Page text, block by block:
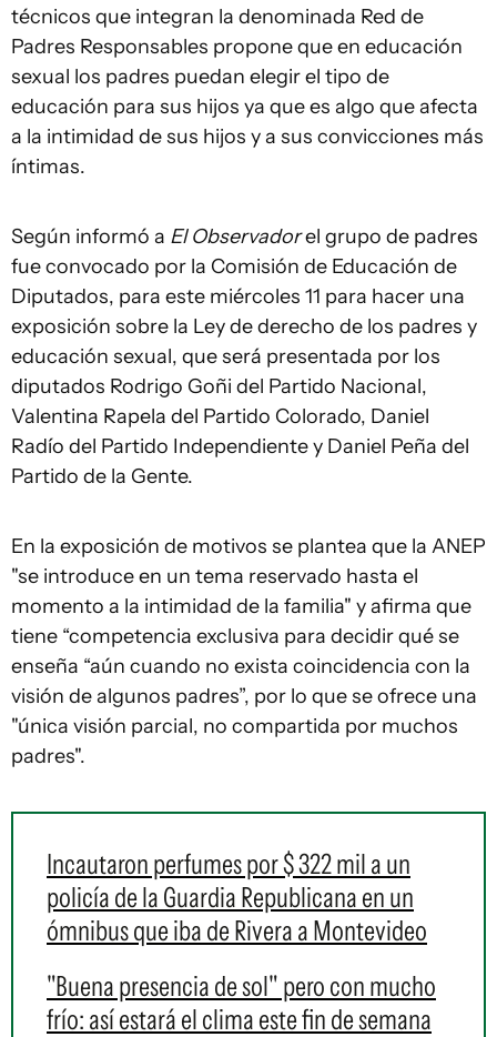
técnicos que integran la denominada Red de
Padres Responsables propone que en educación
sexual los padres puedan elegir el tipo de
educación para sus hijos ya que es algo que afecta
a la intimidad de sus hijos y a sus convicciones más
íntimas.
Según informó a El Observadorel grupo de padres
fue convocado por la Comisión de Educación de
Diputados, para este miércoles 11 para hacer una
exposición sobre la Ley de derecho de los padres y
educación sexual, que será presentada por los
diputados Rodrigo Goñi del Partido Nacional,
Valentina Rapela del Partido Colorado, Daniel
Radío del Partido Independiente y Daniel Peña del
Partido de la Gente.
En la exposición de motivos se plantea que la ANEP
"se introduce en un tema reservado hasta el
momento a la intimidad de la familia" y afirma que
tiene “competencia exclusiva para decidir qué se
enseña “aún cuando no exista coincidencia con la
visión de algunos padres”, por lo que se ofrece una
"única visión parcial, no compartida por muchos
padres".
Incautaron perfumes por $ 322 mil a un
policía de la Guardia Republicana en un
ómnibus que iba de Rivera a Montevideo
"Buena presencia de sol" pero con mucho
frío: así estará el clima este fin de semana